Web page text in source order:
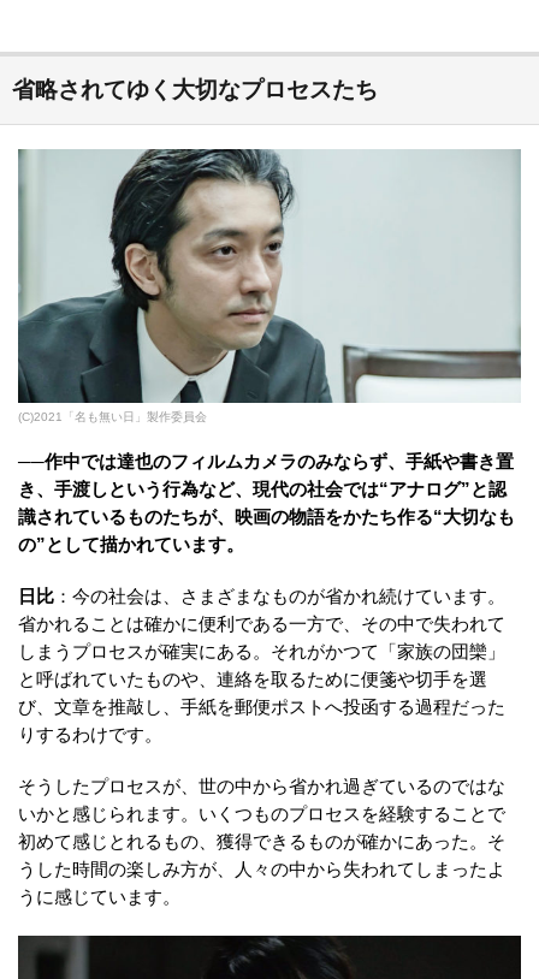
省略されてゆく大切なプロセスたち
(C)2021「名も無い日」製作委員会
──作中では達也のフィルムカメラのみならず、手紙や書き置
き、手渡しという行為など、現代の社会では“アナログ”と認
識されているものたちが、映画の物語をかたち作る“大切なも
の”として描かれています。
日比 ：今の社会は、さまざまなものが省かれ続けています。
省かれることは確かに便利である一方で、その中で失われて
しまうプロセスが確実にある。それがかつて「家族の団欒」
と呼ばれていたものや、連絡を取るために便箋や切手を選
び、文章を推敲し、手紙を郵便ポストへ投函する過程だった
りするわけです。
そうしたプロセスが、世の中から省かれ過ぎているのではな
いかと感じられます。いくつものプロセスを経験することで
初めて感じとれるもの、獲得できるものが確かにあった。そ
うした時間の楽しみ方が、人々の中から失われてしまったよ
うに感じています。